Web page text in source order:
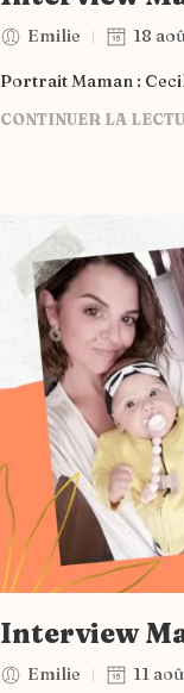
Emilie 18
Portrait Maman :
CONTINUER LA
Interview
Emilie 11